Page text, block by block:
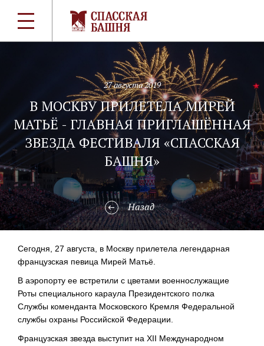
27 августа 2019
В МОСКВУ ПРИЛЕТЕЛА МИРЕЙ
МАТЬЁ - ГЛАВНАЯ ПРИГЛАШЁННАЯ
ЗВЕЗДА ФЕСТИВАЛЯ «СПАССКАЯ
БАШНЯ»
Назад
Сегодня, 27 августа, в Москву прилетела легендарная
французская певица Мирей Матьё.
В аэропорту ее встретили с цветами военнослужащие
Роты специального караула Президентского полка
Службы коменданта Московского Кремля Федеральной
службы охраны Российской Федерации.
Французская звезда выступит на XII Международном